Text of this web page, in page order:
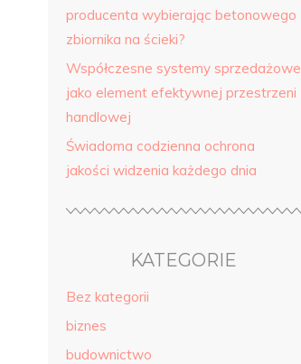
producenta wybierając betonowego
zbiornika na ścieki?
Współczesne systemy sprzedażowe
jako element efektywnej przestrzeni
handlowej
Świadoma codzienna ochrona
jakości widzenia każdego dnia
KATEGORIE
Bez kategorii
biznes
budownictwo